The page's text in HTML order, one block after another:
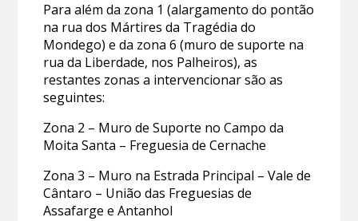
Para além da zona 1 (alargamento do pontão
na rua dos Mártires da Tragédia do
Mondego) e da zona 6 (muro de suporte na
rua da Liberdade, nos Palheiros), as
restantes zonas a intervencionar são as
seguintes:
Zona 2 – Muro de Suporte no Campo da
Moita Santa – Freguesia de Cernache
Zona 3 – Muro na Estrada Principal – Vale de
Cântaro – União das Freguesias de
Assafarge e Antanhol